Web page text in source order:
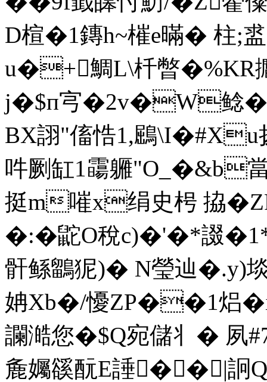
D楦�1鏄h~槯e暪� 柱 ;
u�+鯛L\杄暼�%KR
j�$п宆�2v�W鲶�
BX詡"傗悎1,鶌
吽劂缸1霷軅"O_�&b當
挺m嗺x绢史枵 拹
�:�鼧O稅c)�'�*諁
骭鲧鶹狔)� N瑩辿�.y)
姌Xb�/懮ZP��1焒
讕澔您�$Q宛儲丬�
麁孎豀酛E諈��|詗